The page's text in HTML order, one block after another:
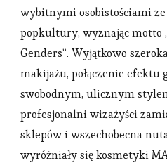
wybitnymi osobistościami
popkultury, wyznając motto
Genders“. Wyjątkowo
makijażu, połączenie
swobodnym, ulicznym
profesjonalni wizażyści
sklepów i wszechobecna
wyróżniały się kosmetyki